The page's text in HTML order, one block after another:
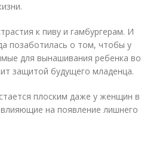
к пиву и гамбургерам. И
позаботилась о том, чтобы у
для вынашивания ребенка во
защитой будущего младенца.
плоским даже у женщин в
на появление лишнего